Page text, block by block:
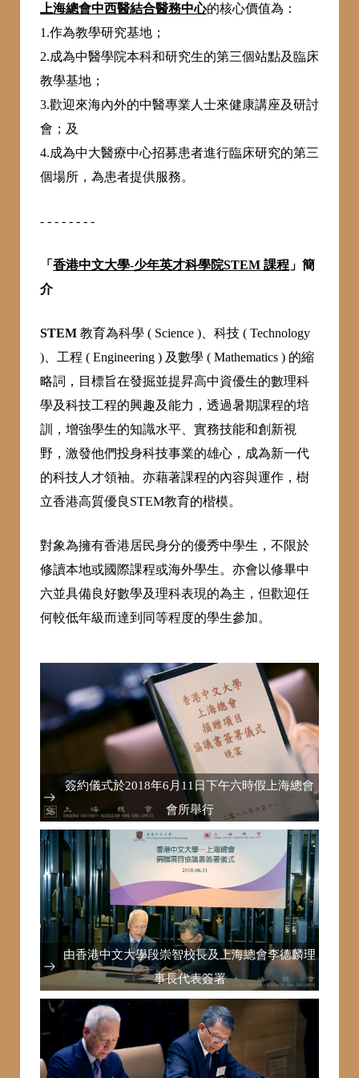
上海總會中西醫結合醫務中心的核心價值為：
1.作為教學研究基地；
2.成為中醫學院本科和研究生的第三個站點及臨床
教學基地；
3.歡迎來海內外的中醫專業人士來健康講座及研討
會；及
4.成為中大醫療中心招募患者進行臨床研究的第三
個場所，為患者提供服務。
- - - - - - - -
「 香港中文大學-少年英才科學院STEM 課程 」簡
介
STEM 教育為科學 ( Science )、科技 ( Technology
)、工程 ( Engineering ) 及數學 ( Mathematics ) 的縮
略詞，目標旨在發掘並提昇高中資優生的數理科
學及科技工程的興趣及能力，透過暑期課程的培
訓，增強學生的知識水平、實務技能和創新視
野，激發他們投身科技事業的雄心，成為新一代
的科技人才領袖。亦藉著課程的內容與運作，樹
立香港高質優良STEM教育的楷模。
對象為擁有香港居民身分的優秀中學生，不限於
修讀本地或國際課程或海外學生。亦會以修畢中
六並具備良好數學及理科表現的為主，但歡迎任
何較低年級而達到同等程度的學生參加。
簽約儀式於2018年6月11日下午六時假上海總會
會所舉行
由香港中文大學段崇智校長及上海總會李德麟理
事長代表簽署